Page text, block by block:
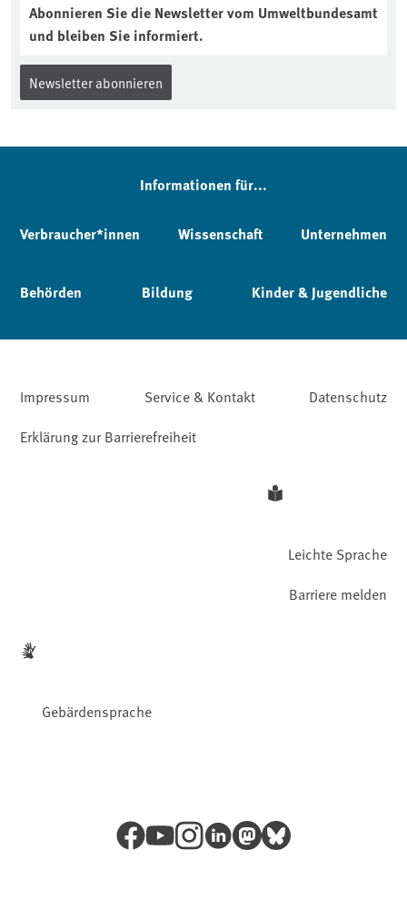
Abonnieren Sie die Newsletter vom Umweltbundesamt
und bleiben Sie informiert.
Newsletter abonnieren
Informationen für...
Verbraucher*innen Wissenschaft Unternehmen
Behörden Bildung Kinder & Jugendliche
Impressum Service & Kontakt
Datenschutz
Erklärung zur Barrierefreiheit
Leichte Sprache
Gebärdensprache
Barriere melden